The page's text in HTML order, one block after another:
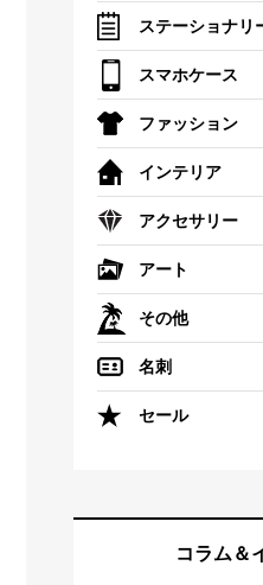
ステーショナリ
スマホケース
ファッション
インテリア
アクセサリー
アート
その他
名刺
セール
コラム＆